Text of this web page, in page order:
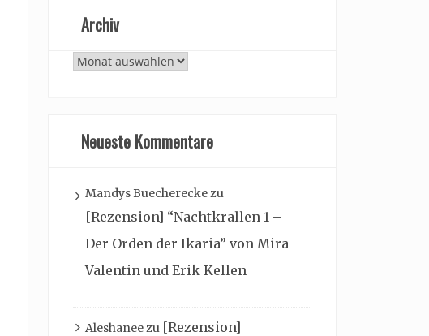
Archiv
Archiv
Neueste Kommentare
Mandys Buechereckezu
[Rezension] “Nachtkrallen 1 –
Der Orden der Ikaria” von Mira
Valentin und Erik Kellen
Aleshaneezu [Rezension]